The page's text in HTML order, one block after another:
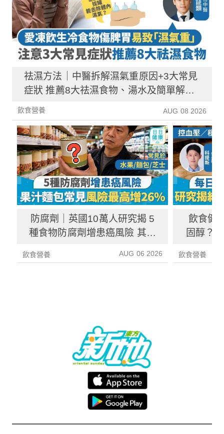
祛濕方法｜中醫拆解濕氣重原因+3大常見
症狀 推薦8大祛濕食物、湯水及簡單解決
方法！
飲食營養 AUG 08 2026
防腐劑｜英國10萬人研究揭 5
種食物防腐劑增患癌風險 其中
飲食營養 AUG 06 2026
飲食健
固醇？
飲食營養